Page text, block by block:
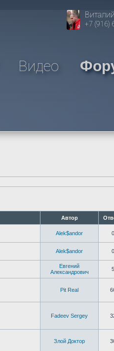
+7 (916)
Видео
Автор
Alek$andor 0
Alek$andor 0
Евгений
Александрович
5
Pit Real
Fadeev Sergey
Злой Доктор